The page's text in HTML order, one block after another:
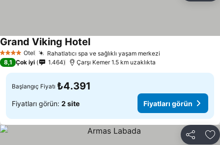
4 Yıldız Otel Rahatlatıcı spa ve sağlıklı yaşam merkezi
Grand Viking HotelFiyatları görün
8,1 Çok iyi 1.464 Çarşı Kemer 1.5 km uzaklıkta
Başlangıç Fiyatı ₺4.391
Fiyatları görün: 2 site Fiyatları görün
Paylaş